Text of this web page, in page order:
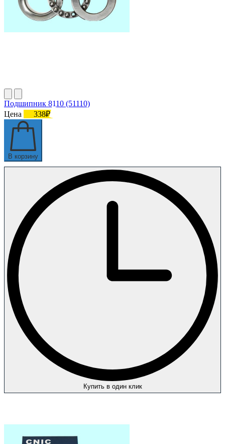
Подшипник 8110 (51110)
Цена
338₽
В корзину
Купить в один клик